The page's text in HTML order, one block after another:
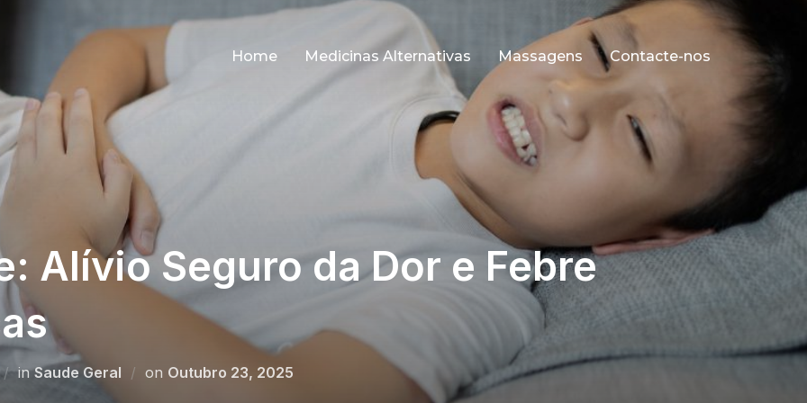
Home Medicinas Alternativas Massagens Contacte-nos
Alívio Seguro da Dor e Febre
inSaude Geral on Posted
Outubro 23, 2025